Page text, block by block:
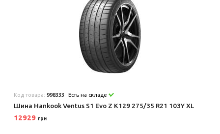
Код товара:998333 Есть на складе
Шина Hankook Ventus S1 Evo Z K129 275/35 R21 103Y XL
12929 грн